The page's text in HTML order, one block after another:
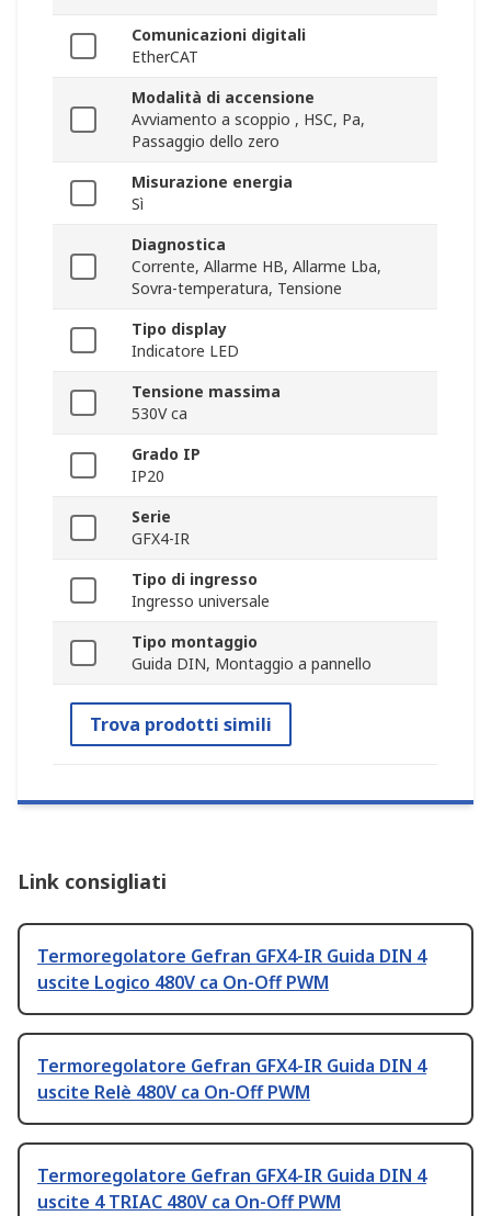
Comunicazioni digitali
EtherCAT
Modalità di accensione
Avviamento a scoppio , HSC, Pa,
Passaggio dello zero
Misurazione energia
Sì
Diagnostica
Corrente, Allarme HB, Allarme Lba,
Sovra-temperatura, Tensione
Tipo display
Indicatore LED
Tensione massima
530V ca
Grado IP
IP20
Serie
GFX4-IR
Tipo di ingresso
Ingresso universale
Tipo montaggio
Guida DIN, Montaggio a pannello
Trova prodotti simili
Link consigliati
Termoregolatore Gefran GFX4-IR Guida DIN 4
uscite Logico 480V ca On-Off PWM
Termoregolatore Gefran GFX4-IR Guida DIN 4
uscite Relè 480V ca On-Off PWM
Termoregolatore Gefran GFX4-IR Guida DIN 4
uscite 4 TRIAC 480V ca On-Off PWM